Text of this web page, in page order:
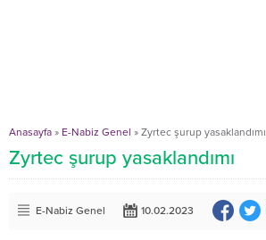
Anasayfa » E-Nabiz Genel » Zyrtec şurup yasaklandımı
Zyrtec şurup yasaklandımı
E-Nabiz Genel 10.02.2023